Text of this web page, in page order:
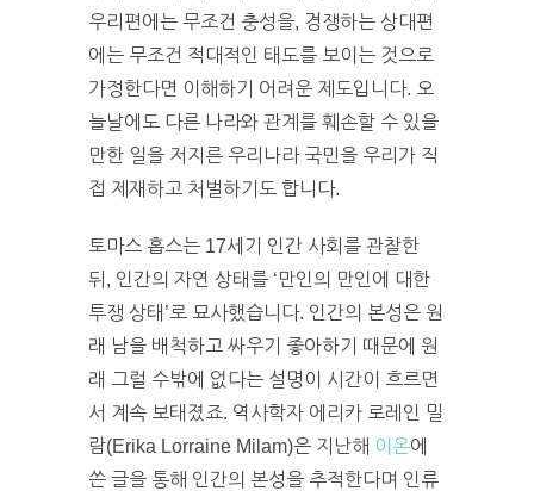
우리편에는 무조건 충성을, 경쟁하는 상대편
에는 무조건 적대적인 태도를 보이는 것으로
가정한다면 이해하기 어려운 제도입니다. 오
늘날에도 다른 나라와 관계를 훼손할 수 있을
만한 일을 저지른 우리나라 국민을 우리가 직
접 제재하고 처벌하기도 합니다.
토마스 홉스는 17세기 인간 사회를 관찰한
뒤, 인간의 자연 상태를 ‘만인의 만인에 대한
투쟁 상태’로 묘사했습니다. 인간의 본성은 원
래 남을 배척하고 싸우기 좋아하기 때문에 원
래 그럴 수밖에 없다는 설명이 시간이 흐르면
서 계속 보태졌죠. 역사학자 에리카 로레인 밀
람(Erika Lorraine Milam)은 지난해 이온에
쓴 글을 통해 인간의 본성을 추적한다며 인류